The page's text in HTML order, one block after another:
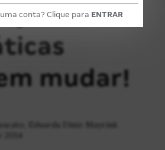
conta? Clique para ENTRAR
mudar!
Eduarda Diniz Mayrink